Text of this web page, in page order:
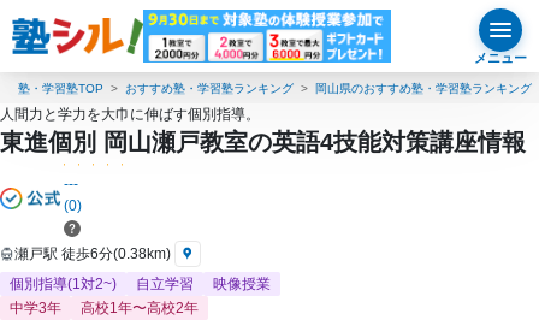
メニュー
塾・学習塾TOP おすすめ塾・学習塾ランキング 岡山県のおすすめ塾・学習塾ランキング
人間力と学力を大巾に伸ばす個別指導。
東進個別 岡山瀬戸教室の英語4技能対策講座情報
---
(0)
瀬戸駅 徒歩6分(0.38km)
個別指導(1対2~)
自立学習
映像授業
中学3年
高校1年〜高校2年